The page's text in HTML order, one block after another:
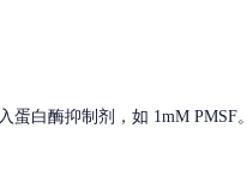
白酶抑制剂，如 1mM PMSF。